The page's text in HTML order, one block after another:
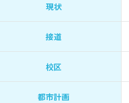
現状
接道
校区
都市計画